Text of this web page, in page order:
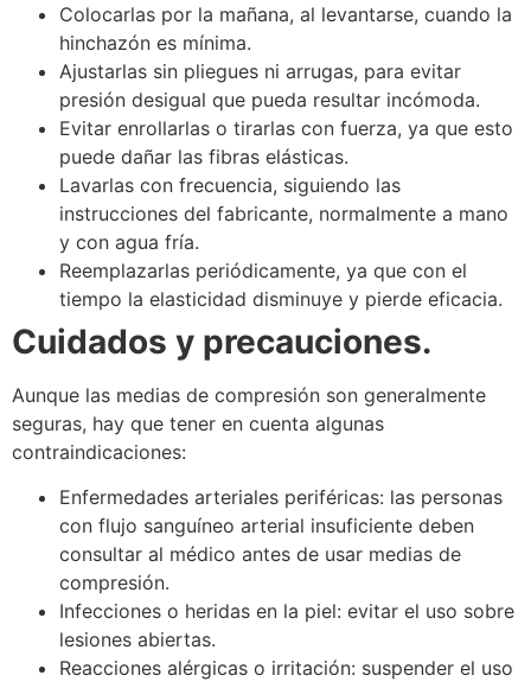
Colocarlas por la mañana, al levantarse, cuando la
hinchazón es mínima.
Ajustarlas sin pliegues ni arrugas, para evitar
presión desigual que pueda resultar incómoda.
Evitar enrollarlas o tirarlas con fuerza, ya que esto
puede dañar las fibras elásticas.
Lavarlas con frecuencia, siguiendo las
instrucciones del fabricante, normalmente a mano
y con agua fría.
Reemplazarlas periódicamente, ya que con el
tiempo la elasticidad disminuye y pierde eficacia.
Cuidados y precauciones.
Aunque las medias de compresión son generalmente
seguras, hay que tener en cuenta algunas
contraindicaciones:
Enfermedades arteriales periféricas: las personas
con flujo sanguíneo arterial insuficiente deben
consultar al médico antes de usar medias de
compresión.
Infecciones o heridas en la piel: evitar el uso sobre
lesiones abiertas.
Reacciones alérgicas o irritación: suspender el uso